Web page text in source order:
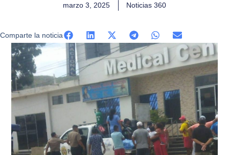
marzo 3, 2025 Noticias 360
Comparte la noticia